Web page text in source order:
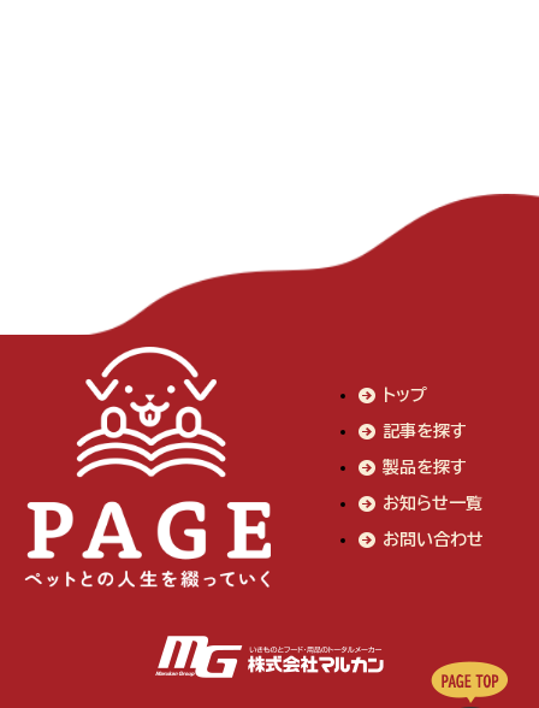
トップ
記事を探す
製品を探す
お知らせ一覧
お問い合わせ